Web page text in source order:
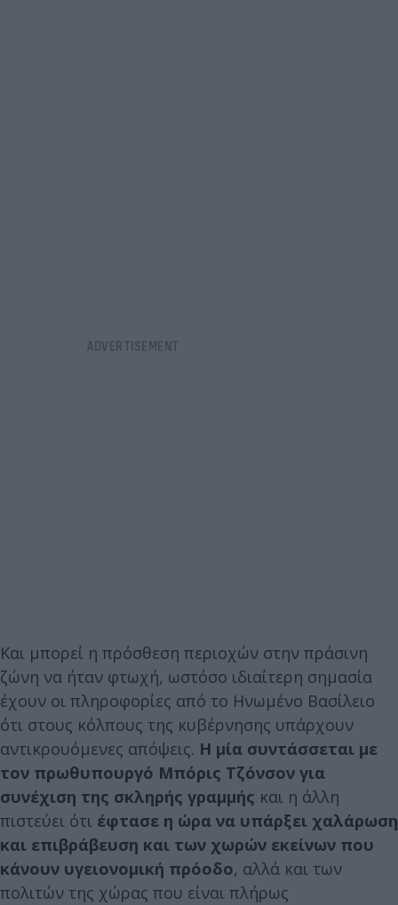
Και μπορεί η πρόσθεση περιοχών στην πράσινη
ζώνη να ήταν φτωχή, ωστόσο ιδιαίτερη σημασία
έχουν οι πληροφορίες από το Ηνωμένο Βασίλειο
ότι στους κόλπους της κυβέρνησης υπάρχουν
αντικρουόμενες απόψεις. Η μία συντάσσεται με
τον πρωθυπουργό Μπόρις Τζόνσον για
συνέχιση της σκληρής γραμμής και η άλλη
πιστεύει ότι έφτασε η ώρα να υπάρξει χαλάρωση
και επιβράβευση και των χωρών εκείνων που
κάνουν υγειονομική πρόοδο, αλλά και των
πολιτών της χώρας που είναι πλήρως